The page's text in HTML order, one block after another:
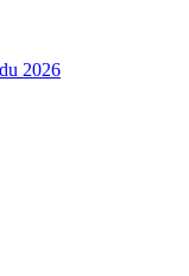
2026